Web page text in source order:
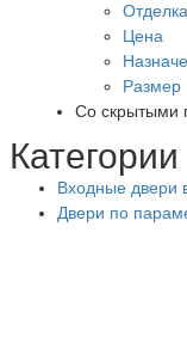
Отделка
Цена
Размер
Со скрытыми
Категории
Входные двери
Двери по